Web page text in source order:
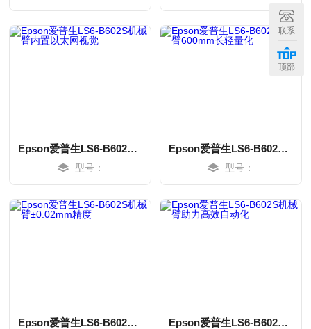
Epson爱普生LS6-B602S机械臂内置以太网视觉
型号：
Epson爱普生LS6-B602S机械臂600mm长轻量化
型号：
Epson爱普生LS6-B602S机械臂±0.02mm精度 Epson爱普生LS6-B602S机械臂助力高效自动化
联系
顶部